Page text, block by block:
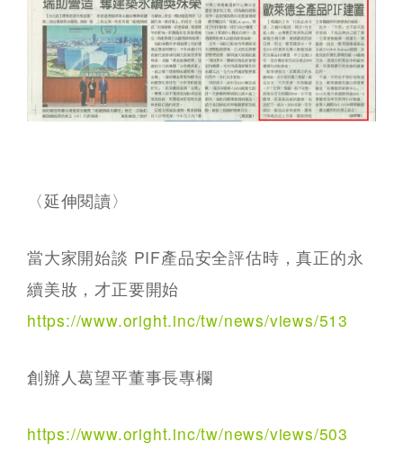
〈延伸閱讀〉
當大家開始談 PIF產品安全評估時，真正的永
續美妝，才正要開始
https://www.oright.inc/tw/news/views/513
創辦人葛望平董事長專欄
https://www.oright.inc/tw/news/views/503